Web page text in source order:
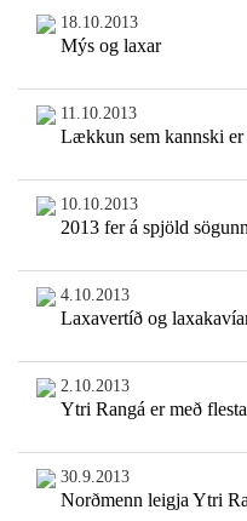
18.10.2013
Mýs og laxar
11.10.2013
Lækkun sem kannski
10.10.2013
2013 fer á spjöld
4.10.2013
Laxavertíð og
2.10.2013
Ytri Rangá er með
30.9.2013
Norðmenn leigja Ytri